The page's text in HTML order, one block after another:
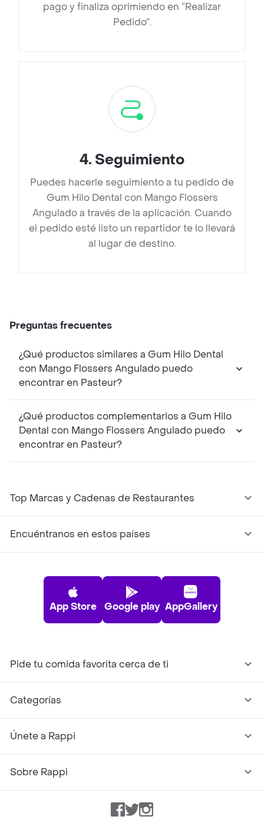
pago y finaliza oprimiendo en “Realizar
Pedido”.
4. Seguimiento
Puedes hacerle seguimiento a tu pedido de
Gum Hilo Dental con Mango Flossers
Angulado a través de la aplicación. Cuando
el pedido esté listo un repartidor te lo llevará
al lugar de destino.
Preguntas frecuentes
¿Qué productos similares a Gum Hilo Dental
con Mango Flossers Angulado puedo
encontrar en Pasteur?
¿Qué productos complementarios a Gum Hilo
Dental con Mango Flossers Angulado puedo
encontrar en Pasteur?
Top Marcas y Cadenas de Restaurantes
Encuéntranos en estos países
App Store Google play AppGallery
Pide tu comida favorita cerca de ti
Categorías
Únete a Rappi
Sobre Rappi
Facebook
TwitterInstagram